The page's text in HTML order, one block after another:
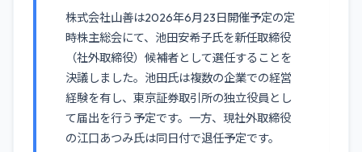
株式会社山善は2026年6月23日開催予定の定
時株主総会にて、池田安希子氏を新任取締役
（社外取締役）候補者として選任することを
決議しました。池田氏は複数の企業での経営
経験を有し、東京証券取引所の独立役員とし
て届出を行う予定です。一方、現社外取締役
の江口あつみ氏は同日付で退任予定です。